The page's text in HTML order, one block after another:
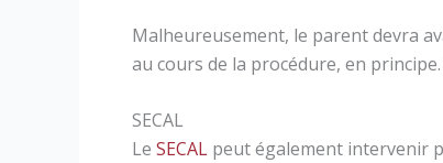
Malheureusement, le parent devra
au cours de la procédure, en
SECAL
Le SECAL peut également intervenir